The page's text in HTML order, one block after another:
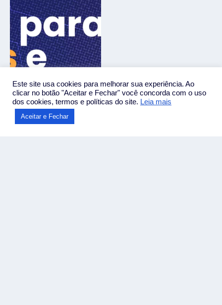
Este site usa cookies para melhorar sua experiência. Ao
clicar no botão "Aceitar e Fechar" você concorda com o uso
dos cookies, termos e políticas do site. Leia mais
Aceitar e Fechar